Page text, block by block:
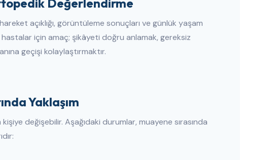
Değerlendirme
açıklığı, görüntüleme sonuçları ve günlük yaşam
için amaç; şikâyeti doğru anlamak, gereksiz
geçişi kolaylaştırmaktır.
Yaklaşım
değişebilir. Aşağıdaki durumlar, muayene sırasında